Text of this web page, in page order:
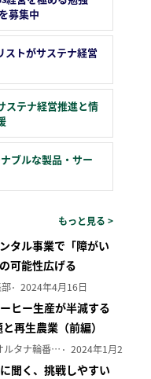
募集中
ストがサステナ経営
ステナ経営推進と情
ブルな製品・サー
もっと見る >
タル事業で「障がい
可能性広げる
2024年4月16日
ヒー生産が半減する
再生農業（前編）
吉田 広子（オルタナ輪番編集長） 2024年1月29日
聞く、挑戦しやすい